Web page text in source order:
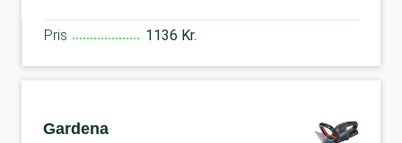
Pris 1136 Kr.
Gardena